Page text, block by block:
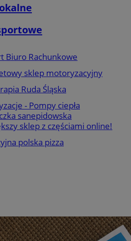
Biuro Rachunkowe
sklep motoryzacyjny
Ruda Śląska
- Pompy ciepła
sanepidowska
sklep z częściami online!
polska pizza